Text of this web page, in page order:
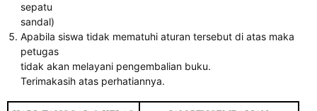
sepatu
sandal)
Apabila siswa tidak mematuhi aturan tersebut di atas maka
petugas
tidak akan melayani pengembalian buku.
Terimakasih atas perhatiannya.